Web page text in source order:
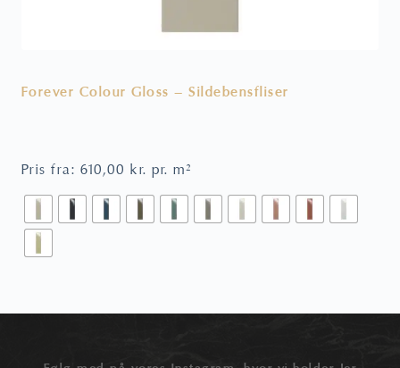
Forever Colour Gloss – Sildebensfliser
Pris fra: 610,00kr. pr. m²